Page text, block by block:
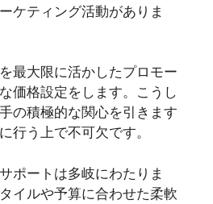
ケティング活動がありま
最大限に活かしたプロモー
価格設定をします。こうし
の積極的な関心を引きます
行う上で不可欠です。
ポートは多岐にわたりま
イルや予算に合わせた柔軟